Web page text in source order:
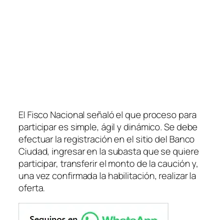
El Fisco Nacional señaló el que proceso para
participar es simple, ágil y dinámico. Se debe
efectuar la registración en el sitio del Banco
Ciudad, ingresar en la subasta que se quiere
participar, transferir el monto de la caución y,
una vez confirmada la habilitación, realizar la
oferta.